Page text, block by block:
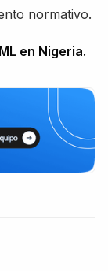
normativo.
en Nigeria.